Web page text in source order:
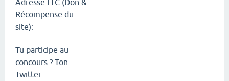
Adresse LTC (Don &
Récompense du
site):
Tu participe au
concours ? Ton
Twitter: